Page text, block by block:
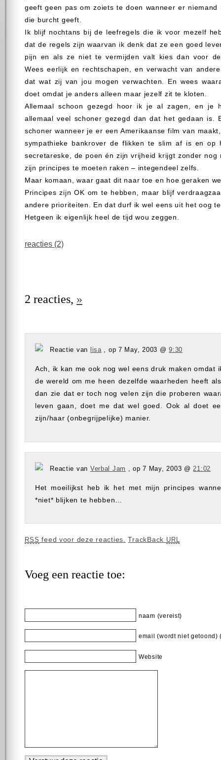
geeft geen pas om zoiets te doen wanneer er
die burcht geeft.
Ik blijf nochtans bij de leefregels die ik voor mezelf
dat de regels zijn waarvan ik denk dat ze een goed
pijn en als ze niet te vermijden valt kies dan voor
Wees eerlijk en rechtschapen, en verwacht van
dat wat zij van jou mogen verwachten. En wees
doet omdat je anders alleen maar jezelf zit te kloten.
Allemaal schoon gezegd hoor ik je al zagen, en je
allemaal veel schoner gezegd dan dat het gedaan is.
schoner wanneer je er een Amerikaanse film van
sympathieke bankrover de flikken te slim af is en op
secretareske, de poen én zijn vrijheid krijgt zonder nog
zijn principes te moeten raken – integendeel zelfs.
Maar komaan, waar gaat dit naar toe en hoe geraken
Principes zijn OK om te hebben, maar blijf
andere prioriteiten. En dat durf ik wel eens uit het oog
Hetgeen ik eigenlijk heel de tijd wou zeggen.
reacties (2)
2 reacties, »
Reactie van lisa , op 7 May, 2003 @9:30
Ach, ik kan me ook nog wel eens druk maken omdat
de wereld om me heen dezelfde waarheden heeft
dan zie dat er toch nog velen zijn die proberen
leven gaan, doet me dat wel goed. Ook al doet
zijn/haar (onbegrijpelijke) manier.
Reactie van Verbal Jam , op 7 May, 2003 @ 21:02
Het moeilijkst heb ik het met mijn principes
*niet* blijken te hebben…
RSS feed voor deze reacties. TrackBack URL
Voeg een reactie toe:
naam (vereist)
email (wordt niet getoond)
Website